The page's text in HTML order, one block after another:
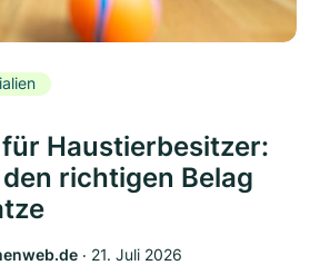
Haustierbesitzer:
richtigen Belag
‧ 21. Juli 2026